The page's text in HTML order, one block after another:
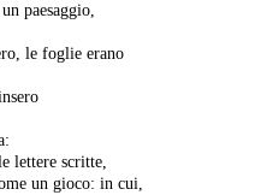
paesaggio,
le foglie erano
lettere scritte,
un gioco: in cui,